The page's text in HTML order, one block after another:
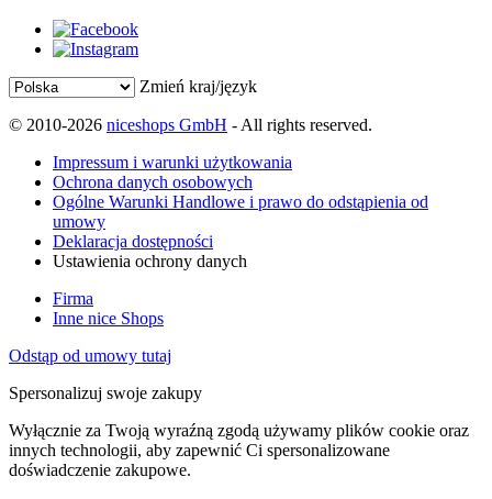
Zmień kraj/język
© 2010-2026 niceshops GmbH - All rights reserved.
Impressum i warunki użytkowania
Ochrona danych osobowych
Ogólne Warunki Handlowe i prawo do odstąpienia od
umowy
Deklaracja dostępności
Ustawienia ochrony danych
Firma
Inne nice Shops
Odstąp od umowy tutaj
Spersonalizuj swoje zakupy
Wyłącznie za Twoją wyraźną zgodą używamy plików cookie oraz
innych technologii, aby zapewnić Ci spersonalizowane
doświadczenie zakupowe.